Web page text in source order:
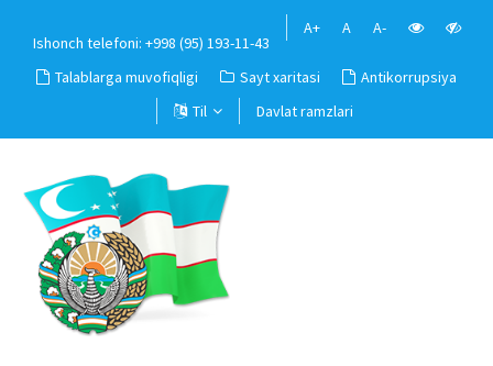
Ishonch telefoni: +998 (95) 193-11-43
A+ A A-
Talablarga muvofiqligi Sayt xaritasi
Antikorrupsiya
Til
Davlat ramzlari